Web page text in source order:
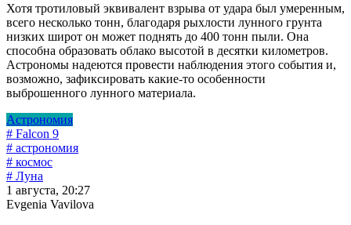
Хотя тротиловый эквивалент взрыва от удара был умеренным,
всего несколько тонн, благодаря рыхлости лунного грунта
низких широт он может поднять до 400 тонн пыли. Она
способна образовать облако высотой в десятки километров.
Астрономы надеются провести наблюдения этого события и,
возможно, зафиксировать какие-то особенности
выброшенного лунного материала.
Астрономия
# Falcon 9
# астрономия
# космос
# Луна
1 августа, 20:27
Evgenia Vavilova